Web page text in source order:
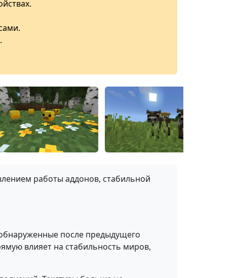
работы аддонов, стабильной
после предыдущего
влияет на стабильность миров,